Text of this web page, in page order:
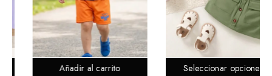
Seleccionar opciones Añadir al carrito